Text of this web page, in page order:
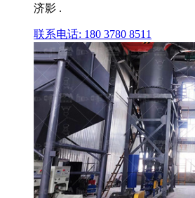
济影 .
联系电话: 180 3780 8511